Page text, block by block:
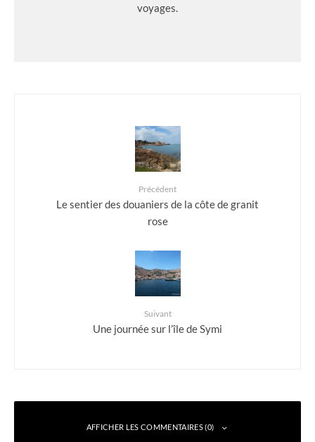
voyages.
Précédent
Le sentier des douaniers de la côte de granit
rose
Suivant
Une journée sur l’île de Symi
AFFICHER LES COMMENTAIRES (0)